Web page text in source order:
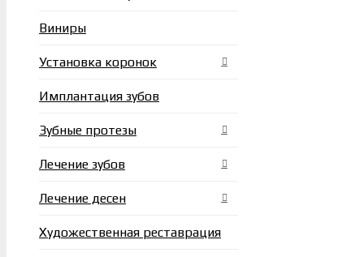
Виниры
Установка коронок
Имплантация зубов
Зубные протезы
Лечение зубов
Лечение десен
Художественная реставрация